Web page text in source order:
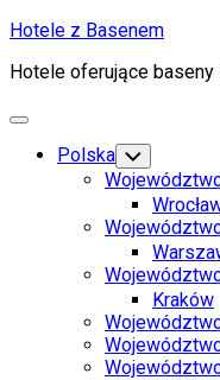
Skip
content
Hotele z Basenem
Hotele oferujące baseny
Expand
Polska Toggle
Child
Menu
Kraków